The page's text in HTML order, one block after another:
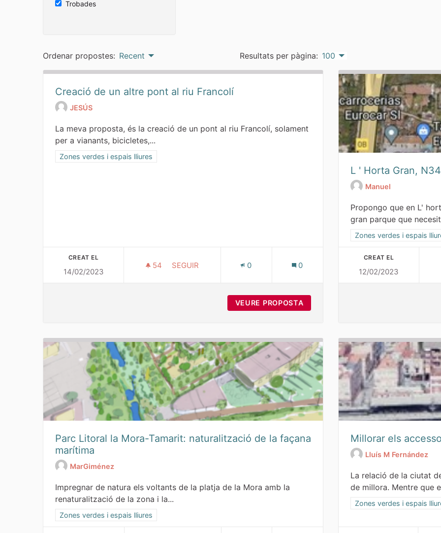
Trobades
Ordenar propostes: Recent Resultats per pàgina: 100
Creació de un altre pont al riu Francolí
JESÚS
La meva proposta, és la creació de un pont al riu Francolí, solament
per a vianants, bicicletes,...
Resultats al filtrar per la categoria: Zones verdes i espais lliures
Zones verdes i espais lliures
CREAT EL
14/02/2023
54 54 SEGUIDORES
SEGUIR 0 0
VEURE PROPOSTA
L ' Horta Gran,
Manuel
Propongo que en L'
gran parque que
Resultats al filtrar per la
Zones verdes i espais
CREAT EL
12/02/2023
Parc Litoral la Mora-Tamarit: naturalització de la façana
marítima
MarGiménez
Impregnar de natura els voltants de la platja de la Mora amb la
renaturalització de la zona i la...
Resultats al filtrar per la categoria: Zones verdes i espais lliures
Zones verdes i espais lliures
Millorar els
Lluís M Fernández
La relació de la ciutat
de millora. Mentre que
Resultats al filtrar per la
Zones verdes i espais